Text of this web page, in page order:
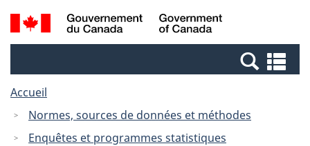
Passer
au
Passer
à
Canada
Recherche
et
et
Accueil
Normes, sources de données et méthodes
Enquêtes et programmes statistiques